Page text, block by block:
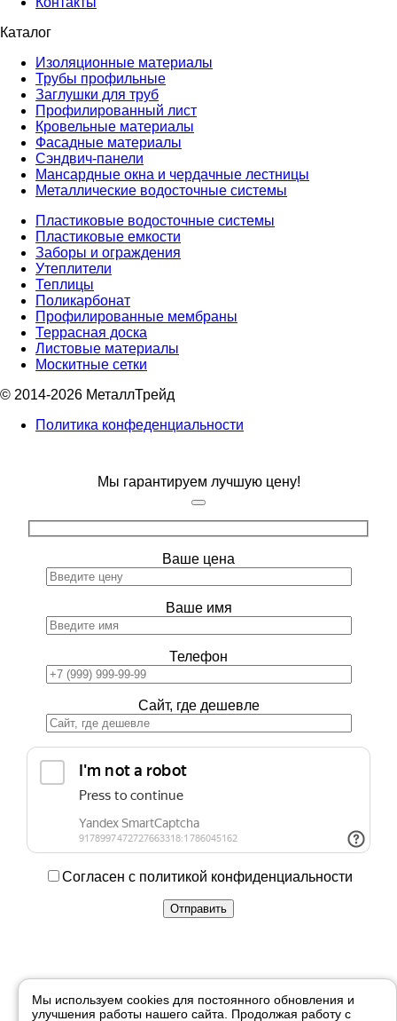
Каталог
Изоляционные материалы
Трубы профильные
Заглушки для труб
Профилированный лист
Кровельные материалы
Фасадные материалы
Сэндвич-панели
Мансардные окна и чердачные лестницы
Металлические водосточные системы
Пластиковые водосточные системы
Пластиковые емкости
Заборы и ограждения
Утеплители
Теплицы
Поликарбонат
Профилированные мембраны
Террасная доска
Листовые материалы
Москитные сетки
© 2014-2026 МеталлТрейд
Политика конфеденциальности
Мы гарантируем лучшую цену!
Ваше цена
Ваше имя
Телефон
Сайт, где дешевле
Согласен с политикой конфиденциальности
Купить в 1 клик
Мы используем cookies для постоянного обновления и
улучшения работы нашего сайта. Продолжая работу с